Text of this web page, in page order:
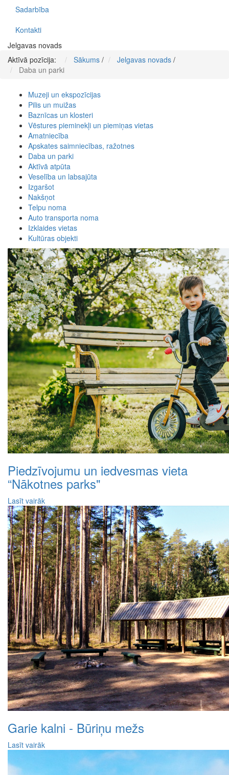
Sadarbība
Kontakti
Jelgavas novads
Aktīvā pozīcija:
Sākums / Jelgavas novads /
Daba un parki
Muzeji un ekspozīcijas
Pilis un muižas
Baznīcas un klosteri
Vēstures pieminekļi un piemiņas vietas
Amatniecība
Apskates saimniecības, ražotnes
Daba un parki
Aktīvā atpūta
Veselība un labsajūta
Izgaršot
Nakšņot
Telpu noma
Auto transporta noma
Izklaides vietas
Kultūras objekti
Piedzīvojumu un iedvesmas vieta
“Nākotnes parks"
Lasīt vairāk
Garie kalni - Būriņu mežs
Lasīt vairāk